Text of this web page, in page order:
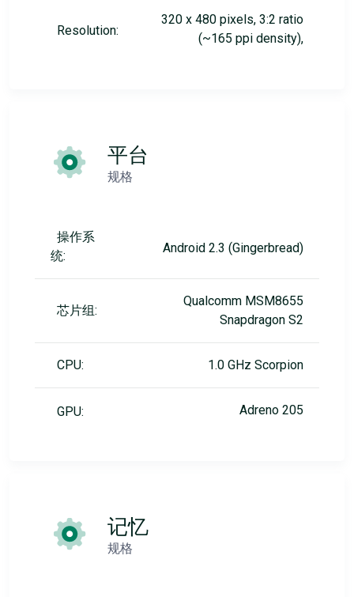
Resolution:
320 x 480 pixels, 3:2 ratio
(~165 ppi density),
平台
规格
操作系
统:
Android 2.3 (Gingerbread)
芯片组:
Qualcomm MSM8655
Snapdragon S2
CPU: 1.0 GHz Scorpion
GPU: Adreno 205
记忆
规格